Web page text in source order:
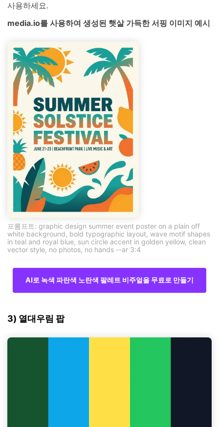
사용하세요.
media.io를 사용하여 생성된 햇살 가득한 서핑 이미지 예시
프롬프트: graphic design summer event poster on a plain off
white background, bold typographic layout, wave motif shapes
in teal and royal blue, sun circle accent in golden yellow, clean
vector style, no photos, no hands --ar 3:4
AI로 녹색 파란색 노란색 팔레트 비주얼을 무료로 만들기
3) 열대우림 팝